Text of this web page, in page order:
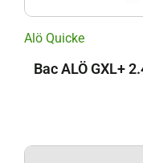
Alö Quicke
Bac ALÖ GXL+